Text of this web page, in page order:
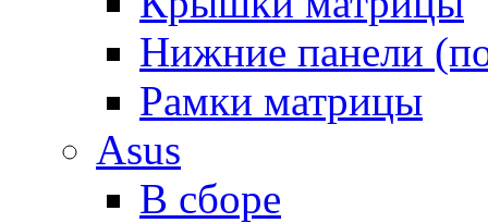
Нижние панели
Рамки матрицы
Asus
В сборе